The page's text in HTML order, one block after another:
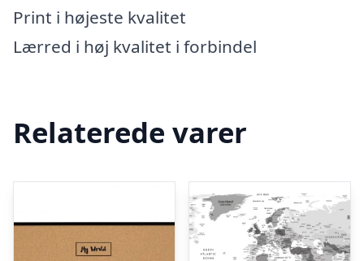
Print i højeste kvalitet
Lærred i høj kvalitet i forbindel
Relaterede varer